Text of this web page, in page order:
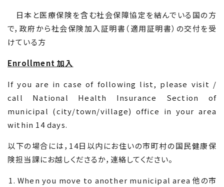
日本と医療保険を含む社会保障協定を結んでいる国の方
で，政府から社会保険加入証明書（適用証明書）の交付を受
けている方
Enrollment加入
If you are in case of following list, please visit /
call National Health Insurance Section of
municipal (city/town/village) office in your area
within 14 days.
以下の場合には， 14日以内にお住いの市町村の国民健康保
険担当課にお越しくださるか，連絡してください。
When you move to another municipal area他の市